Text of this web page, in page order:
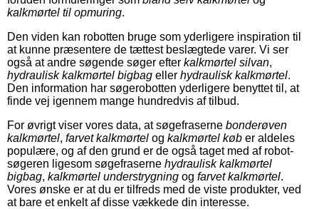
kalkmørtel til opmuring.
Den viden kan robotten bruge som yderligere inspiration til
at kunne præsentere de tættest beslægtede varer. Vi ser
også at andre søgende søger efter kalkmørtel silvan,
hydraulisk kalkmørtel bigbag eller hydraulisk kalkmørtel.
Den information har søgerobotten yderligere benyttet til, at
finde vej igennem mange hundredvis af tilbud.
For øvrigt viser vores data, at søgefraserne bonderøven
kalkmørtel, farvet kalkmørtel og kalkmørtel køb er aldeles
populære, og af den grund er de også taget med af robot-
søgeren ligesom søgefraserne hydraulisk kalkmørtel
bigbag, kalkmørtel understrygning og farvet kalkmørtel.
Vores ønske er at du er tilfreds med de viste produkter, ved
at bare et enkelt af disse vækkede din interesse.